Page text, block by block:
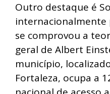
Outro destaque é
internacionalmente
se comprovou a
geral de Albert
município,
Fortaleza, ocupa a